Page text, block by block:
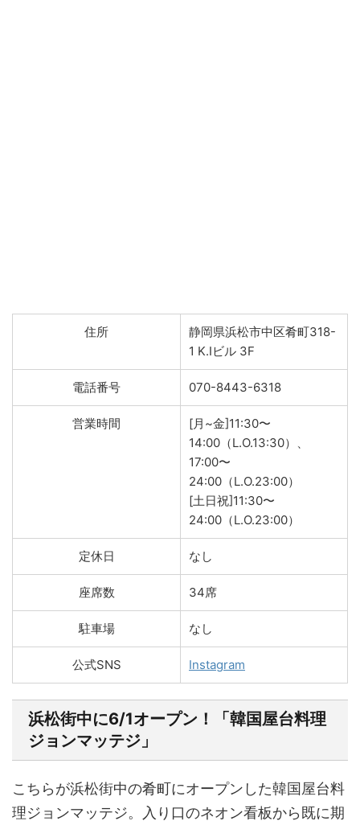
住所
静岡県浜松市中区肴町318-
1 K.Iビル 3F
電話番号 070-8443-6318
営業時間
[月~金]11:30〜
14:00（L.O.13:30）、
17:00〜
24:00（L.O.23:00）
[土日祝]11:30〜
24:00（L.O.23:00）
定休日 なし
座席数 34席
駐車場 なし
公式SNS Instagram
浜松街中に6/1オープン！「韓国屋台料理
ジョンマッテジ」
こちらが浜松街中の肴町にオープンした韓国屋台料
理ジョンマッテジ。入り口のネオン看板から既に期